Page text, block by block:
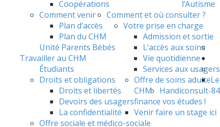
Coopérations
Comment venir
Plan d’accès
Plan du CHM
Comment et où consulter ?
Votre prise en charge
Admission et sortie
L’accès aux soins
Vie quotidienne
Services aux usagers
Droits et obligations
Droits et libertés
Devoirs des usagers
La confidentialité
Offre de soins adulte
Handiconsult-84
Offre sociale et médico-sociale
l’Autisme
Unité Parents Bébés
Travailler au CHM
Étudiants
Le
CHM
finance vos études !
Venir faire un stage ici